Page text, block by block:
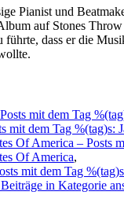
Pianist und
auf Stones
führte, dass er die
mit dem Tag
mit dem Tag %(tag)s:
Of America – Posts
Of America,
mit dem Tag
in Kategorie